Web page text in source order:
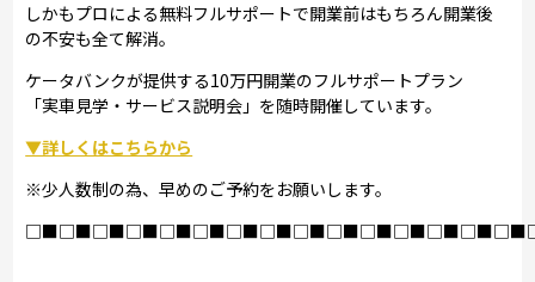
しかもプロによる無料フルサポートで開業前はもちろん開業後
の不安も全て解消。
ケータバンクが提供する10万円開業のフルサポートプラン
「実車見学・サービス説明会」を随時開催しています。
▼詳しくはこちらから
※少人数制の為、早めのご予約をお願いします。